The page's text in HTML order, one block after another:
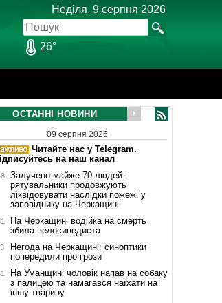
Неділя, 9 серпня 2026
26°
ОСТАННІ НОВИНИ
09 серпня 2026
Читайте нас у Telegram.
на наш канал
Залучено майже 70 людей:
рятувальники продовжують
ліквідовувати наслідки пожежі у
заповіднику на Черкащині
На Черкащині водійка на смерть
збила велосипедиста
Негода на Черкащині: синоптики
попередили про грози
На Уманщині чоловік напав на собаку
з палицею та намагався наїхати на
іншу тварину